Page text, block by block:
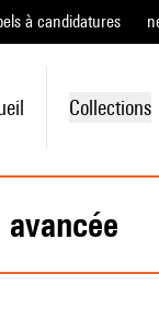
à candidatures
Collections
avancée